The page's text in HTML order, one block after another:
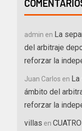
admin en La
del arbitraje
reforzar la
Juan Carlos en
ámbito del
reforzar la
villas en